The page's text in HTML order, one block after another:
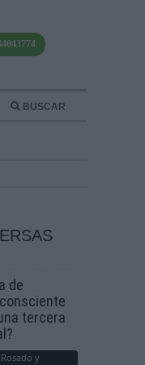
BUSCAR
de
tercera
y